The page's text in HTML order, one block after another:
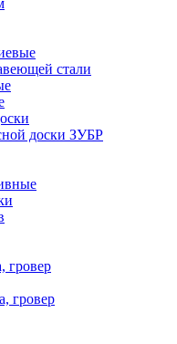
стали
доски ЗУБР
гровер
гровер